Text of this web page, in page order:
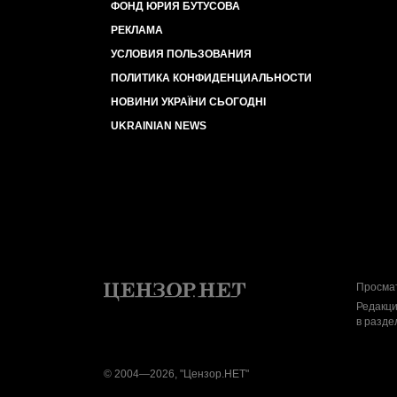
ФОНД ЮРИЯ БУТУСОВА
РЕКЛАМА
УСЛОВИЯ ПОЛЬЗОВАНИЯ
ПОЛИТИКА КОНФИДЕНЦИАЛЬНОСТИ
НОВИНИ УКРАЇНИ СЬОГОДНІ
UKRAINIAN NEWS
в
© 2004—2026, "Цензор.НЕТ"